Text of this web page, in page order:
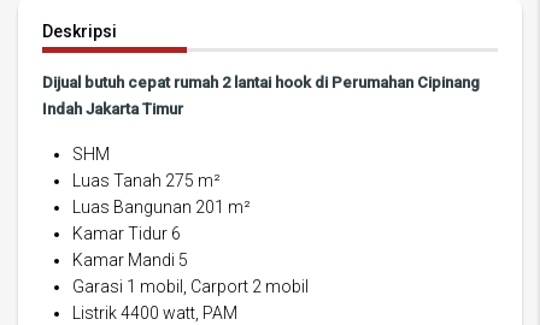
Deskripsi
Dijual butuh cepat rumah 2 lantai hook di Perumahan Cipinang
Indah Jakarta Timur
SHM
Luas Tanah 275 m²
Luas Bangunan 201 m²
Kamar Tidur 6
Kamar Mandi 5
Garasi 1 mobil, Carport 2 mobil
Listrik 4400 watt, PAM